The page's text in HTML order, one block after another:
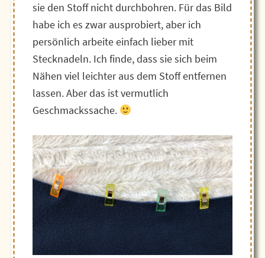
sie den Stoff nicht durchbohren. Für das Bild
habe ich es zwar ausprobiert, aber ich
persönlich arbeite einfach lieber mit
Stecknadeln. Ich finde, dass sie sich beim
Nähen viel leichter aus dem Stoff entfernen
lassen. Aber das ist vermutlich
Geschmackssache.